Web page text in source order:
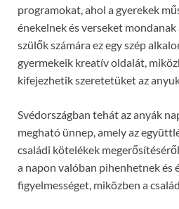
programokat, ahol a gyerekek
énekelnek és verseket
szülők számára ez egy szép
gyermekeik kreatív oldalát,
kifejezhetik szeretetüket az
Svédországban tehát az anyák
megható ünnep, amely az
családi kötelékek
a napon valóban pihenhetnek és
figyelmességet, miközben a